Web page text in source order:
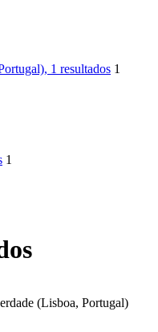
, 1 resultados 1
1
(Lisboa, Portugal)